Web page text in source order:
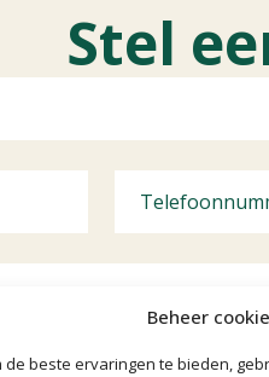
Beheer
de beste ervaringen te bieden,
Stel